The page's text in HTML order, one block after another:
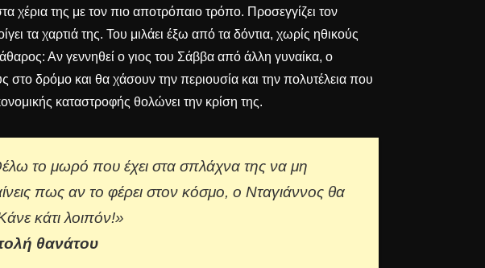
χέρια της με τον πιο αποτρόπαιο τρόπο. Προσεγγίζει τον
τα χαρτιά της. Του μιλάει έξω από τα δόντια, χωρίς ηθικούς
Αν γεννηθεί ο γιος του Σάββα από άλλη γυναίκα, ο
στο δρόμο και θα χάσουν την περιουσία και την πολυτέλεια που
καταστροφής θολώνει την κρίση της.
το μωρό που έχει στα σπλάχνα της να μη
πως αν το φέρει στον κόσμο, ο Νταγιάννος θα
κάτι λοιπόν!»
θανάτου